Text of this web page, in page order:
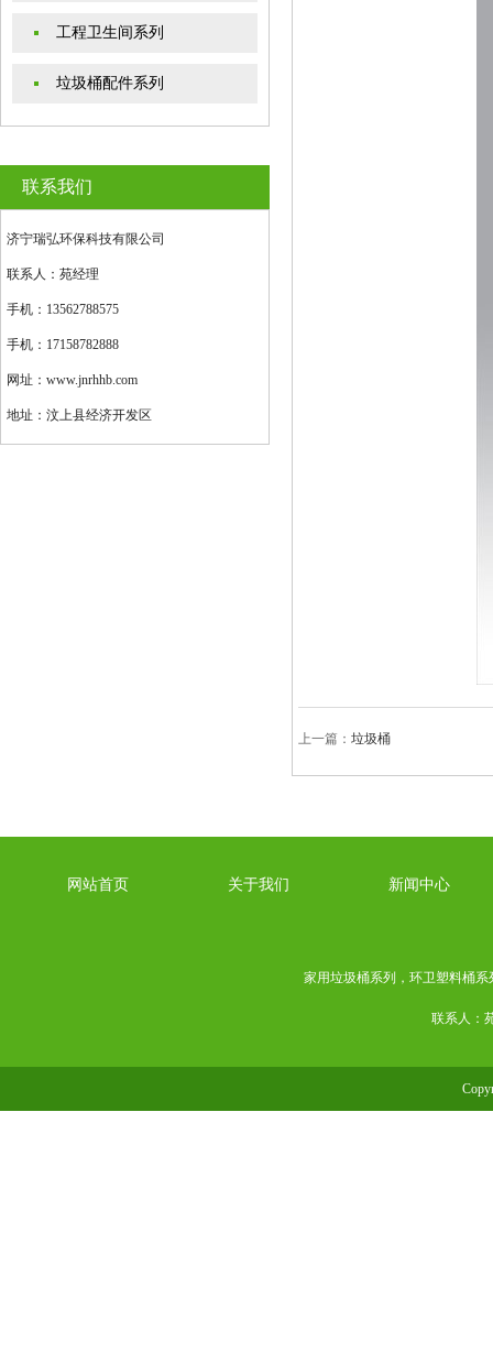
工程卫生间系列
垃圾桶配件系列
联系我们
济宁瑞弘环保科技有限公司
联系人：苑经理
手机：13562788575
手机：17158782888
网址：www.jnrhhb.com
地址：汶上县经济开发区
上一篇： 垃圾桶
网站首页 关于我们 新闻中心
家用垃圾桶系列 ， 环卫塑料桶系
联系人：